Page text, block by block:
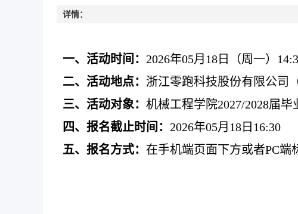
详情：
一、活动时间： 2026年05月18日（周一）
二、活动地点： 浙江零跑科技股份有限公司
三、活动对象： 机械工程学院2027/2028届毕
四、报名截止时间： 2026年05月18日16:30
五、报名方式： 在手机端页面下方或者PC端